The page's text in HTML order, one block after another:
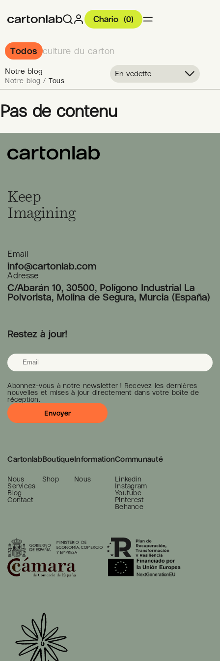
Chario (0)
Todos culture du carton
Notre blog
Notre blog /Tous
En vedette
Pas de contenu
Keep
Imagining
Email
info@cartonlab.com
Adresse
C/Abarán 10, 30500, Polígono Industrial La
Polvorista, Molina de Segura, Murcia (España)
Restez à jour!
Abonnez-vous à notre newsletter ! Recevez les dernières
nouvelles et mises à jour directement dans votre boîte de
réception.
Cartonlab
Nous
Services
Blog
Contact
Boutique
Shop
Information
Nous
Communauté
Linkedin
Instagram
Youtube
Pinterest
Behance